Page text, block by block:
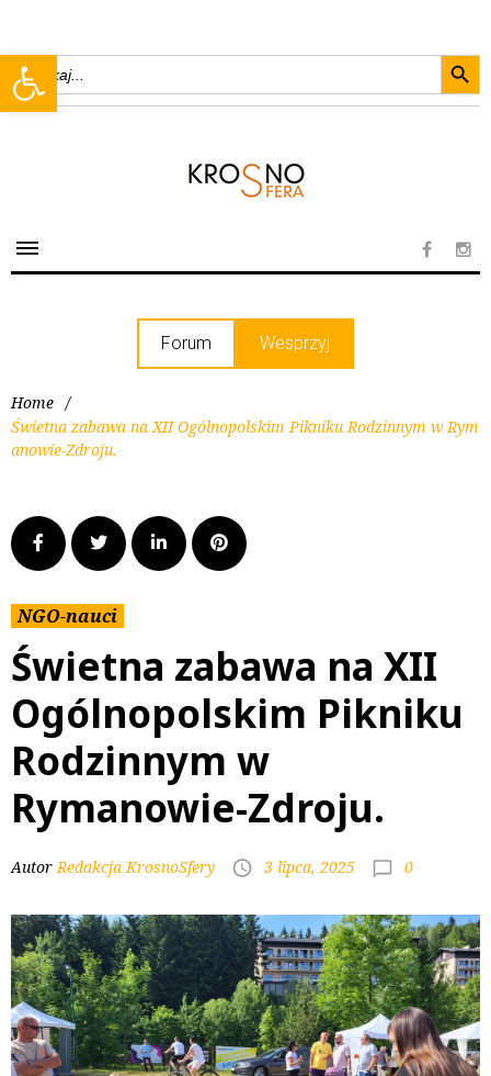
Open toolbar
Search
for:
Forum Wesprzyj
Home /
Świetna zabawa na XII Ogólnopolskim Pikniku Rodzinnym w Rym
anowie-Zdroju.
NGO-nauci
Świetna zabawa na XII
Ogólnopolskim Pikniku
Rodzinnym w
Rymanowie-Zdroju.
AutorRedakcja KrosnoSfery 3 lipca, 2025 0